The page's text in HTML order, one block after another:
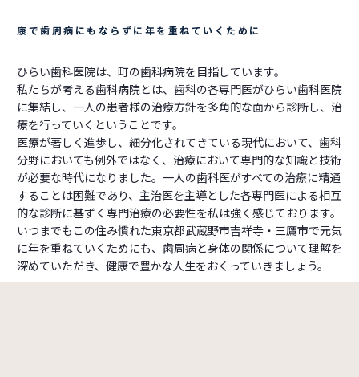
康で歯周病にもならずに年を重ねていくために
ひらい歯科医院は、町の歯科病院を目指しています。
私たちが考える歯科病院とは、歯科の各専門医がひらい歯科医院
に集結し、一人の患者様の治療方針を多角的な面から診断し、治
療を行っていくということです。
医療が著しく進歩し、細分化されてきている現代において、歯科
分野においても例外ではなく、治療において専門的な知識と技術
が必要な時代になりました。一人の歯科医がすべての治療に精通
することは困難であり、主治医を主導とした各専門医による相互
的な診断に基ずく専門治療の必要性を私は強く感じております。
いつまでもこの住み慣れた東京都武蔵野市吉祥寺・三鷹市で元気
に年を重ねていくためにも、歯周病と身体の関係について理解を
深めていただき、健康で豊かな人生をおくっていきましょう。